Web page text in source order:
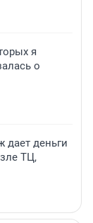
я
о
дает деньги
ТЦ,